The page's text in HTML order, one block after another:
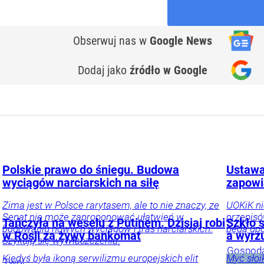
Obserwuj nas w Google News
Dodaj jako źródło w Google
Polskie prawo do śniegu. Budowa
wyciągów narciarskich na siłę
Zima jest w Polsce rarytasem, ale to nie znaczy, ze
Senat nie może zaproponować ułatwień w
budowaniu nowych wyciągów i tras narciarskich.
Szykują się wywłaszczenia.
UOKiK
będą
Tańczyła na weselu z Putinem. Dzisiaj robi
w Rosji za żywy bankomat
Kiedyś była ikoną serwilizmu europejskich elit
Szkło
a
Myć